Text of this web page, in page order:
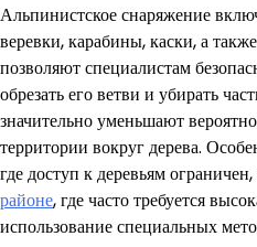
Альпинистское снаряжение
веревки, карабины, каски, а
позволяют специалистам
обрезать его ветви и убирать
значительно уменьшают
территории вокруг дерева.
где доступ к деревьям
районе, где часто требуется
использование специальных